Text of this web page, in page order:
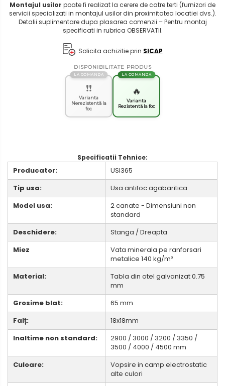
Montajul usilor poate fi realizat la cerere de catre terti (furnizori de
servicii specializati in montajul usilor din proximitatea locatiei dvs.).
Detalii suplimentare dupa plasarea comenzii – Pentru montaj
specificati in rubrica OBSERVATII.
Solicita achizitie prin SICAP
DISPONIBILITATE PRODUS
LA COMANDA
❗❗
Varianta
Nerezistentă la
foc
LA COMANDA
🔥
Varianta
Rezistentă la foc
Specificatii Tehnice:
Producator:
USI365
Tip usa:
Usa antifoc agabaritica
Model usa:
2 canate - Dimensiuni non
standard
Deschidere:
Stanga / Dreapta
Miez
Vata minerala pe ranforsari
metalice 140 kg/m³
Material:
Tabla din otel galvanizat 0.75
mm
Grosime blat:
65 mm
Falț:
18x18mm
Inaltime non standard:
2900 / 3000 / 3200 / 3350 /
3500 / 4000 / 4500 mm
Culoare:
Vopsire in camp electrostatic
alte culori